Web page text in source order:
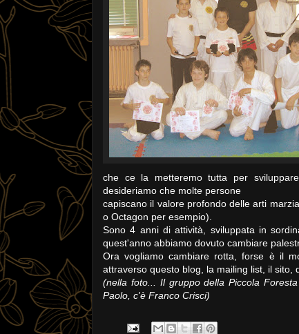
che ce la metteremo tutta per
desideriamo che molte persone
capiscano il valore profondo delle arti
o Octagon per esempio).
Sono 4 anni di attività, sviluppata in
quest'anno abbiamo dovuto cambiare
Ora vogliamo cambiare rotta, forse è il
attraverso questo blog, la mailing list, il sito,
(nella foto... Il gruppo della Piccola
Paolo, c'è Franco Crisci)